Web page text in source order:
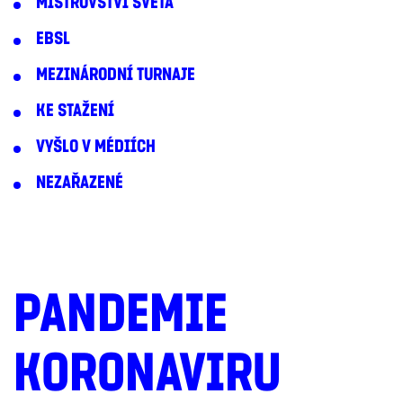
EBSL
MEZINÁRODNÍ TURNAJE
KE STAŽENÍ
VYŠLO V MÉDIÍCH
NEZAŘAZENÉ
PANDEMIE
KORONAVIRU